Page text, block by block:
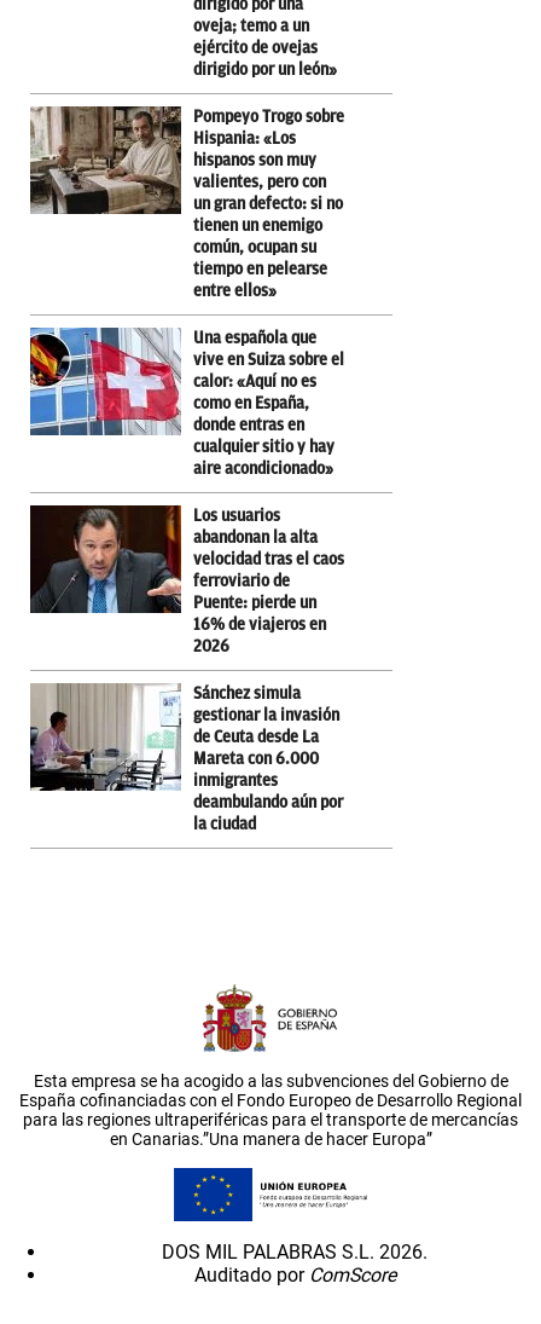
dirigido por una
oveja; temo a un
ejército de ovejas
dirigido por un león»
Pompeyo Trogo sobre
Hispania: «Los
hispanos son muy
valientes, pero con
un gran defecto: si no
tienen un enemigo
común, ocupan su
tiempo en pelearse
entre ellos»
Una española que
vive en Suiza sobre el
calor: «Aquí no es
como en España,
donde entras en
cualquier sitio y hay
aire acondicionado»
Los usuarios
abandonan la alta
velocidad tras el caos
ferroviario de
Puente: pierde un
16% de viajeros en
2026
Sánchez simula
gestionar la invasión
de Ceuta desde La
Mareta con 6.000
inmigrantes
deambulando aún por
la ciudad
Esta empresa se ha acogido a las subvenciones del Gobierno de
España cofinanciadas con el Fondo Europeo de Desarrollo Regional
para las regiones ultraperiféricas para el transporte de mercancías
en Canarias.”Una manera de hacer Europa”
DOS MIL PALABRAS S.L. 2026.
Auditado por ComScore